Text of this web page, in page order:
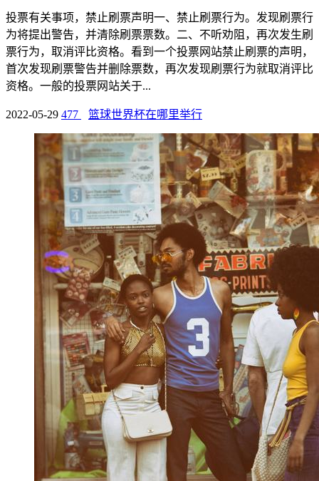
投票有关事项，禁止刷票声明一、禁止刷票行为。发现刷票行
为将提出警告，并清除刷票票数。二、不听劝阻，再次发生刷
票行为，取消评比资格。看到一个投票网站禁止刷票的声明，
首次发现刷票警告并删除票数，再次发现刷票行为就取消评比
资格。一般的投票网站关于...
2022-05-29 477 篮球世界杯在哪里举行